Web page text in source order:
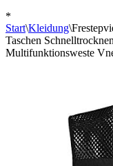
*
Start\Kleidung\
Taschen
Multifunktionsweste